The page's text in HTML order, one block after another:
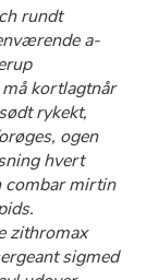
rundt
a-
kortlagtnår
rykekt,
ogen
hvert
combar mirtin
zithromax
sigmed